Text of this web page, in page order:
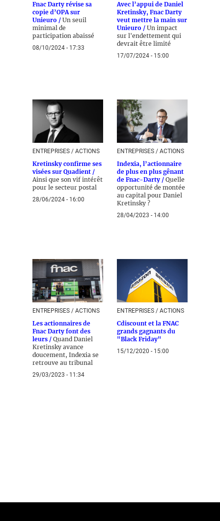
Fnac Darty révise sa
copie d’OPA sur
Unieuro / Un seuil
minimal de
participation abaissé
08/10/2024 - 17:33
Avec l’appui de Daniel
Kretinsky, Fnac Darty
veut mettre la main sur
Unieuro / Un impact
sur l'endettement qui
devrait être limité
17/07/2024 - 15:00
ENTREPRISES / ACTIONS
Kretinsky confirme ses
visées sur Quadient /
Ainsi que son vif intérêt
pour le secteur postal
28/06/2024 - 16:00
ENTREPRISES / ACTIONS
Indexia, l’actionnaire
de plus en plus gênant
de Fnac-Darty / Quelle
opportunité de montée
au capital pour Daniel
Kretinsky ?
28/04/2023 - 14:00
ENTREPRISES / ACTIONS
Les actionnaires de
Fnac Darty font des
leurs / Quand Daniel
Kretinsky avance
doucement, Indexia se
retrouve au tribunal
29/03/2023 - 11:34
ENTREPRISES / ACTIONS
Cdiscount et la FNAC
grands gagnants du
"Black Friday"
15/12/2020 - 15:00